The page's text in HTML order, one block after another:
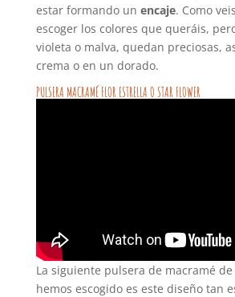
estar formando un encaje. Como
escoger los colores que queráis,
violeta o malva, quedan preciosas,
crema o en un dorado.
PULSERA MACRAMÉ FLOR ESTRELLA O STAR FLOWER
La siguiente pulsera de macramé
hemos escogido es este diseño tan